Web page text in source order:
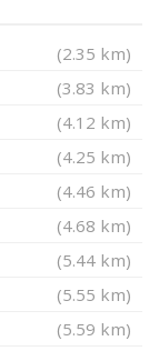
(2.35 km)
(3.83 km)
(4.12 km)
(4.25 km)
(4.46 km)
(4.68 km)
(5.44 km)
(5.55 km)
(5.59 km)